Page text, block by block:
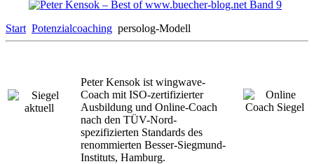
Start Potenzialcoaching persolog-Modell
Peter Kensok ist wingwave-
Coach mit ISO-zertifizierter
Ausbildung und Online-Coach
nach den TÜV-Nord-
spezifizierten Standards des
renommierten Besser-Siegmund-
Instituts, Hamburg.